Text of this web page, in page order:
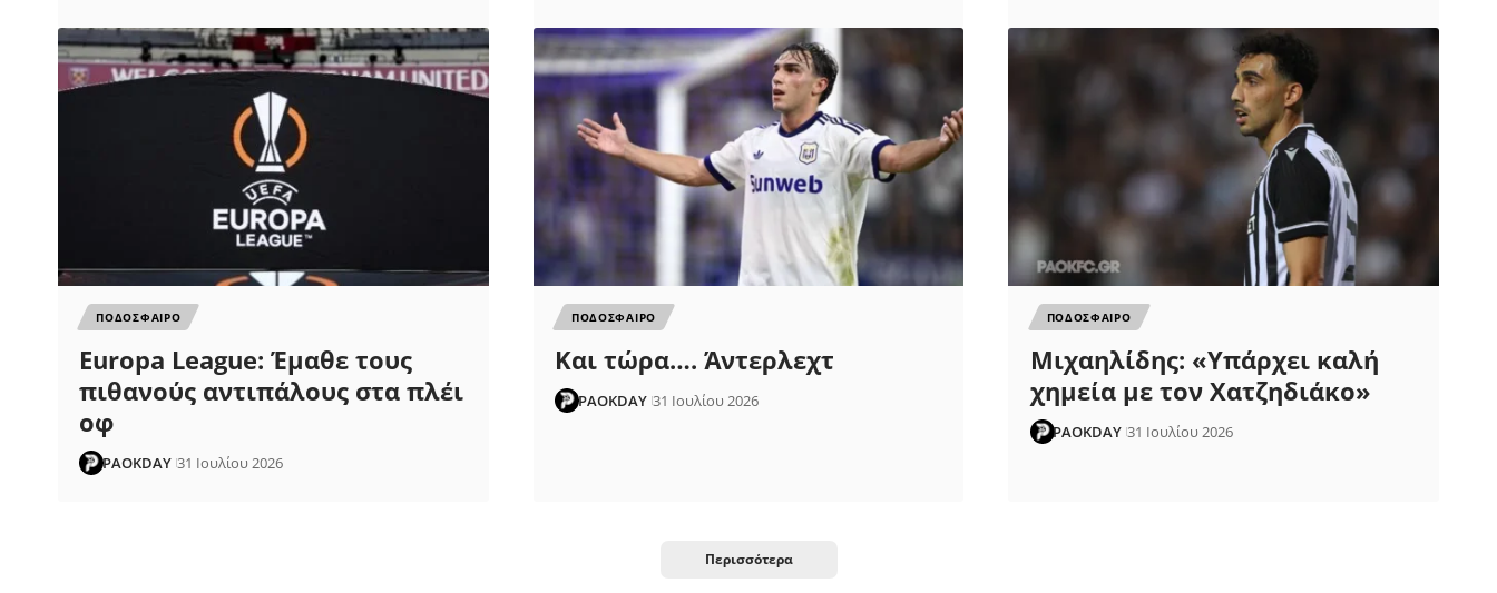
ΠΟΔΟΣΦΑΙΡΟ
Europa League: Έμαθε τους
πιθανούς αντιπάλους στα πλέι
οφ
PAOKDAY 31 Ιουλίου 2026
ΠΟΔΟΣΦΑΙΡΟ
Και τώρα…. Άντερλεχτ
PAOKDAY 31 Ιουλίου 2026
ΠΟΔΟΣΦΑΙΡΟ
Μιχαηλίδης: «Υπάρχει καλή
χημεία με τον Χατζηδιάκο»
PAOKDAY 31 Ιουλίου 2026
Περισσότερα